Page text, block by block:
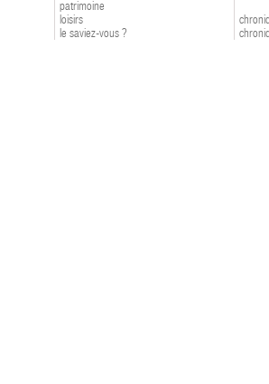
patrimoine
loisirs
le saviez-vous ?